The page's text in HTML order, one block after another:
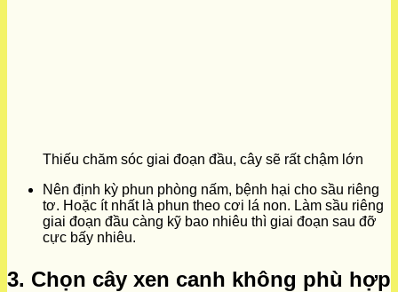
Thiếu chăm sóc giai đoạn đầu, cây sẽ rất chậm lớn
Nên định kỳ phun phòng nấm, bệnh hại cho sầu riêng
tơ. Hoặc ít nhất là phun theo cơi lá non. Làm sầu riêng
giai đoạn đầu càng kỹ bao nhiêu thì giai đoạn sau đỡ
cực bấy nhiêu.
3. Chọn cây xen canh không phù hợp